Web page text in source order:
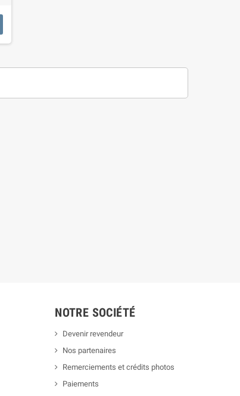
NOTRE SOCIÉTÉ
Devenir revendeur
Nos partenaires
Remerciements et crédits photos
Paiements